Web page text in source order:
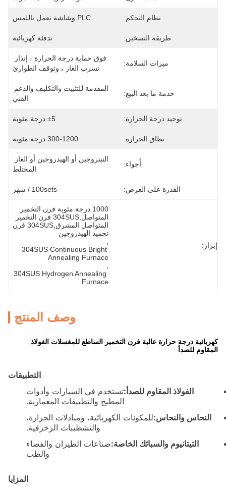
نظام التحكم: PLC وشاشة تعمل باللمس
طريقة التسخين: تدفئة كهربائية
ميزات السلامة:
تسرب الغاز ، وتوقف الطوارئ
خدمة ما بعد البيع:
الفني
توحيد درجة الحرارة: ±5 درجة مئوية
نطاق الحرارة: 300-1200 درجة مئوية
أَجواء:
المختلط
القدرة على العرض: 100sets / شهر
إبراز:
تجميد الهيدروجين
304SUS Continuous Bright
Annealing Furnace
304SUS Hydrogen Annealing
Furnace
وصف المنتج
كهربائية درجة حرارة عالية فرن التخمير الساطع للمغسلات الفولاذ
المقاوم للصدأ
التطبيقات
الفولاذ المقاوم للصدأ:تستخدم في السيارات وأدوات
المطبخ والتطبيقات المعمارية.
النحاس والنحاس:للمكونات الكهربائية، ومبادلات الحرارة،
والتشطيبات الزخرفية.
التيتانيوم والسبائك الخاصة:صناعات الطيران والفضاء
والطب
المزايا